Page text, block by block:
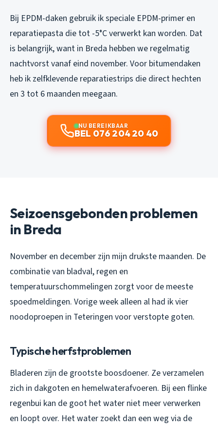
Bij EPDM-daken gebruik ik speciale EPDM-primer en
reparatiepasta die tot -5°C verwerkt kan worden. Dat
is belangrijk, want in Breda hebben we regelmatig
nachtvorst vanaf eind november. Voor bitumendaken
heb ik zelfklevende reparatiestrips die direct hechten
en 3 tot 6 maanden meegaan.
NU BEREIKBAAR
BEL 076 204 20 40
Seizoensgebonden problemen
in Breda
November en december zijn mijn drukste maanden. De
combinatie van bladval, regen en
temperatuurschommelingen zorgt voor de meeste
spoedmeldingen. Vorige week alleen al had ik vier
noodoproepen in Teteringen voor verstopte goten.
Typische herfstproblemen
Bladeren zijn de grootste boosdoener. Ze verzamelen
zich in dakgoten en hemelwaterafvoeren. Bij een flinke
regenbui kan de goot het water niet meer verwerken
en loopt over. Het water zoekt dan een weg via de